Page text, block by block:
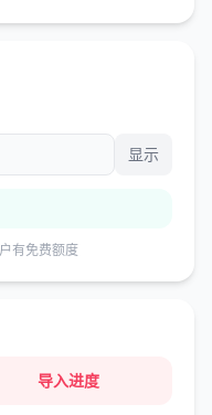
显示
有免费额度
导入进度